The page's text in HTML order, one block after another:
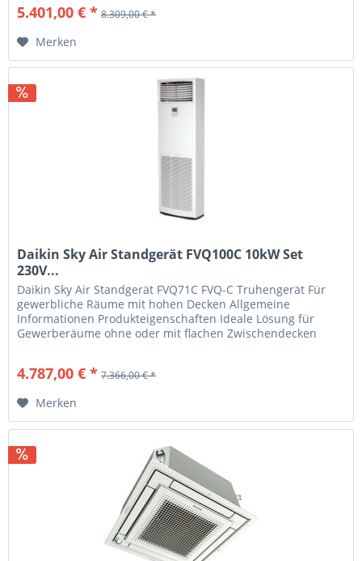
5.401,00 € * 8.309,00 € *
Merken
Daikin Sky Air Standgerät FVQ100C 10kW Set
230V...
Daikin Sky Air Standgerät FVQ71C FVQ-C Truhengerät Für
gewerbliche Räume mit hohen Decken Allgemeine
Informationen Produkteigenschaften Ideale Lösung für
Gewerberäume ohne oder mit flachen Zwischendecken
4.787,00 € * 7.366,00 € *
Merken